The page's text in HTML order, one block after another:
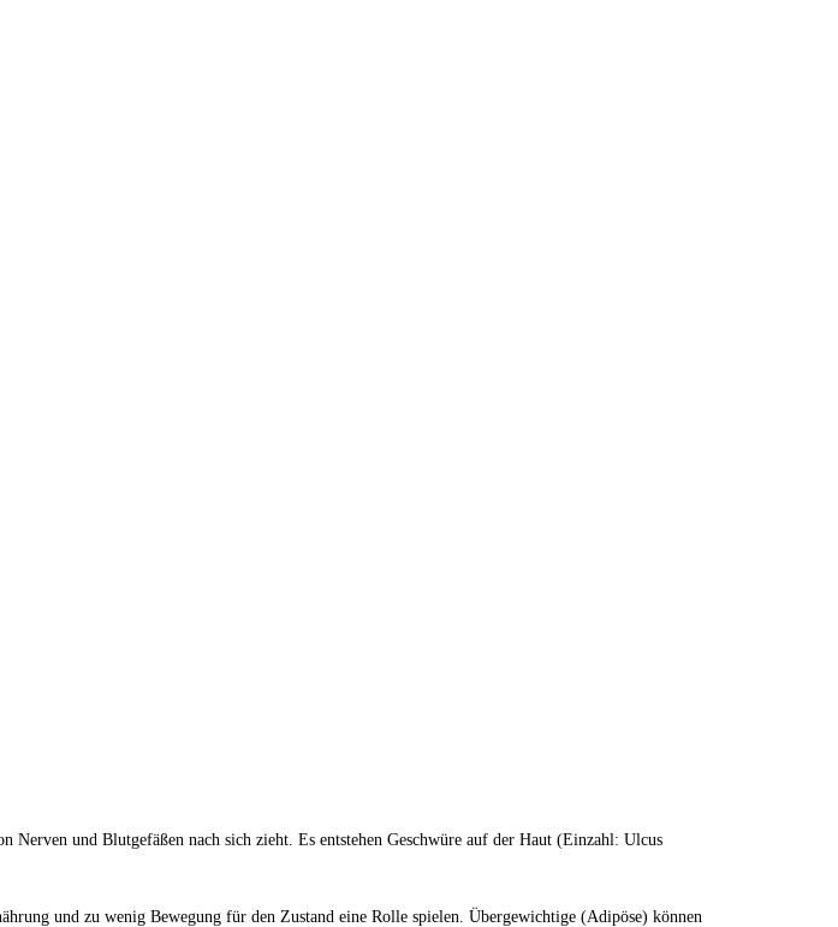
und Blutgefäßen nach sich zieht. Es entstehen Geschwüre auf der Haut (Einzahl: Ulcus
und zu wenig Bewegung für den Zustand eine Rolle spielen. Übergewichtige (Adipöse) können